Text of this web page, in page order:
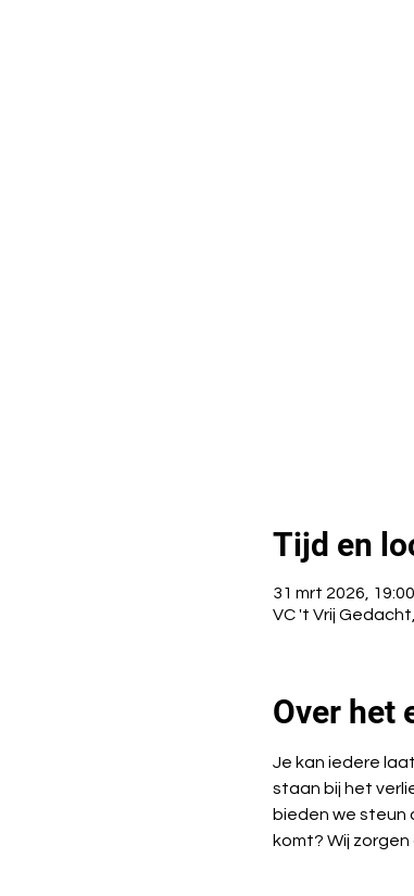
Tijd en
31 mrt 2026,
VC 't Vrij
Over het
Je kan iedere
staan bij het
bieden we steun
komt? Wij